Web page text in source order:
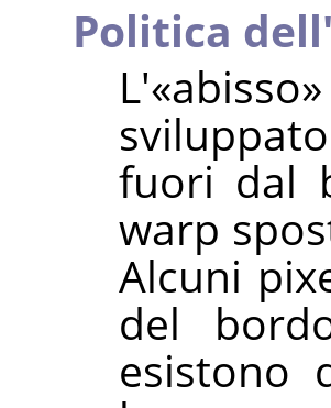
Politica
L'«abisso»
fuori dal
warp
Alcuni
del
esistono